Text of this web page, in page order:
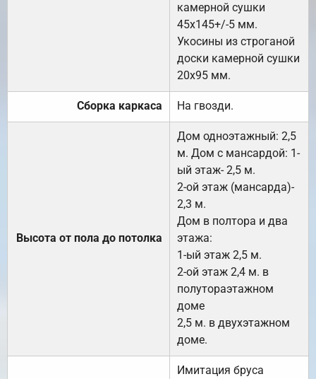
камерной сушки
45х145+/-5 мм.
Укосины из строганой
доски камерной сушки
20х95 мм.
Сборка каркаса На гвозди.
Высота от пола до потолка
Дом одноэтажный: 2,5
м. Дом с мансардой: 1-
ый этаж- 2,5 м.
2-ой этаж (мансарда)-
2,3 м.
Дом в полтора и два
этажа:
1-ый этаж 2,5 м.
2-ой этаж 2,4 м. в
полутораэтажном
доме
2,5 м. в двухэтажном
доме.
Имитация бруса